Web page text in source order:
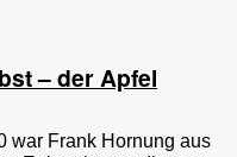
– der Apfel
war Frank Hornung aus